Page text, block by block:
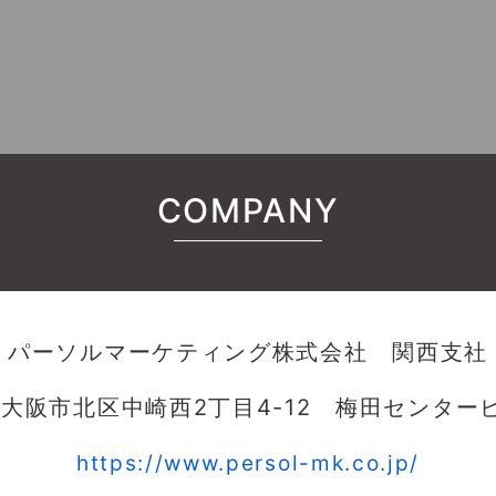
COMPANY
パーソルマーケティング株式会社 関西支社
阪市北区中崎西2丁目4-12 梅田センター
https://www.persol-mk.co.jp/